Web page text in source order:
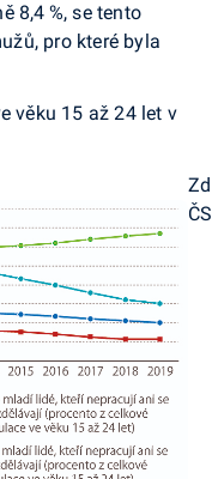
8,4 %, se tento
pro které byla
věku 15 až 24 let v